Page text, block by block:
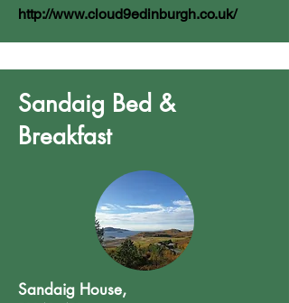
http://www.cloud9edinburgh.co.uk/
Sandaig Bed &
Breakfast
Sandaig House,